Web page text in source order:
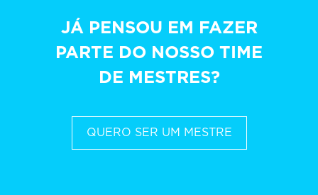
JÁ PENSOU EM FAZER
PARTE DO NOSSO TIME
DE MESTRES?
QUERO SER UM MESTRE